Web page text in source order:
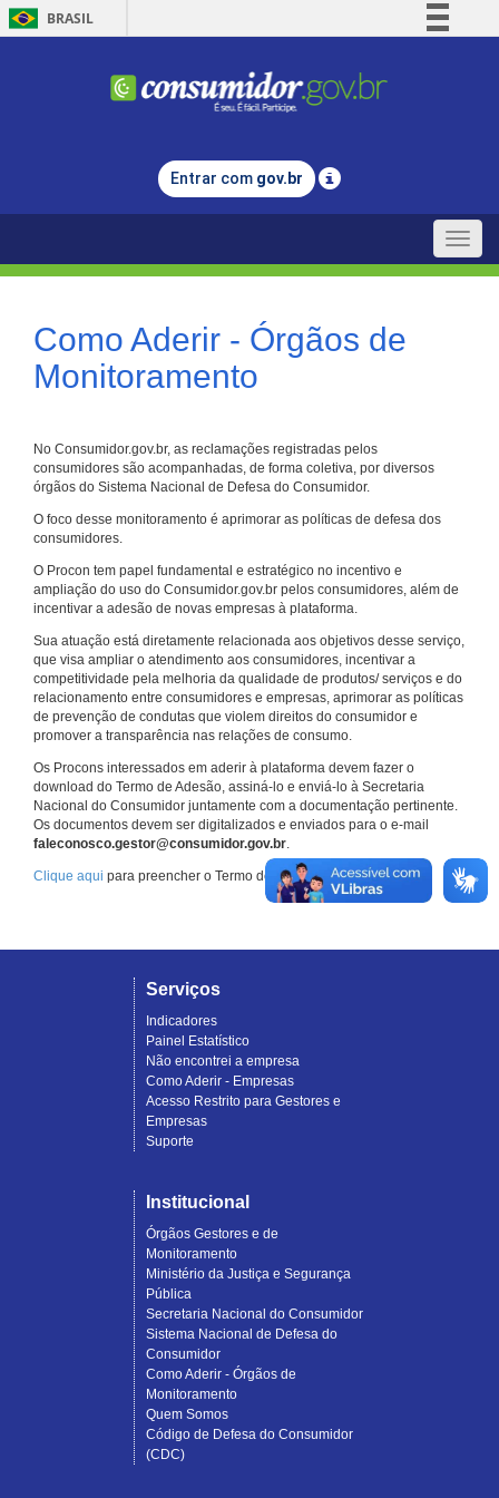
BRASIL
Comunica BR
Legislação
Entrar com gov.br
Toggle
Como Aderir - Órgãos de
Monitoramento
No Consumidor.gov.br, as reclamações registradas pelos
consumidores são acompanhadas, de forma coletiva, por diversos
órgãos do Sistema Nacional de Defesa do Consumidor.
O foco desse monitoramento é aprimorar as políticas de defesa dos
consumidores.
O Procon tem papel fundamental e estratégico no incentivo e
ampliação do uso do Consumidor.gov.br pelos consumidores, além de
incentivar a adesão de novas empresas à plataforma.
Sua atuação está diretamente relacionada aos objetivos desse serviço,
que visa ampliar o atendimento aos consumidores, incentivar a
competitividade pela melhoria da qualidade de produtos/ serviços e do
relacionamento entre consumidores e empresas, aprimorar as políticas
de prevenção de condutas que violem direitos do consumidor e
promover a transparência nas relações de consumo.
Os Procons interessados em aderir à plataforma devem fazer o
download do Termo de Adesão, assiná-lo e enviá-lo à Secretaria
Nacional do Consumidor juntamente com a documentação pertinente.
Os documentos devem ser digitalizados e enviados para o e-mail
faleconosco.gestor@consumidor.gov.br.
Clique aqui para preencher o Termo de Adesão.
Serviços
Indicadores
Painel Estatístico
Não encontrei a empresa
Como Aderir - Empresas
Acesso Restrito para Gestores e
Empresas
Suporte
Institucional
Órgãos Gestores e de
Monitoramento
Ministério da Justiça e Segurança
Pública
Secretaria Nacional do Consumidor
Sistema Nacional de Defesa do
Consumidor
Como Aderir - Órgãos de
Monitoramento
Quem Somos
Código de Defesa do Consumidor
(CDC)